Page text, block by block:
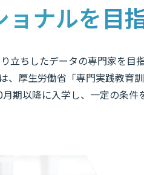
ョナルを目
ちしたデータの専門家を目指
、厚生労働省「専門実践教育
期以降に入学し、一定の条